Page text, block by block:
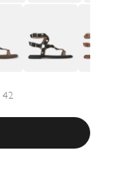
42